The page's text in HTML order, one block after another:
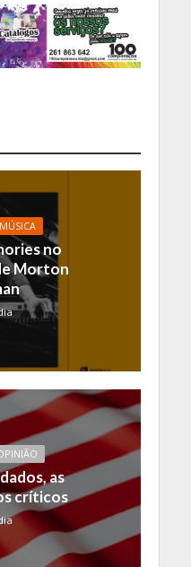
MÚSICA
no
Morton
as
críticos